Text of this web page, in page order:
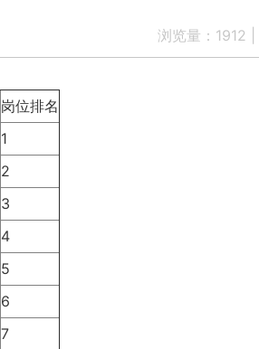
浏览量： 1912
岗位排名
1
2
3
4
5
6
7